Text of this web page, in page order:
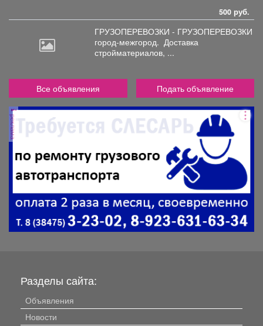
500 руб.
ГРУЗОПЕРЕВОЗКИ - ГРУЗОПЕРЕВОЗКИ
город-межгород. Доставка
стройматериалов, ...
Все объявления Подать объявление
реклама
Разделы сайта:
Объявления
Новости